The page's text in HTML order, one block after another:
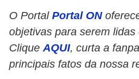
O Portal Portal ON
objetivas para serem
CliqueAQUI, curta a
principais fatos da nossa